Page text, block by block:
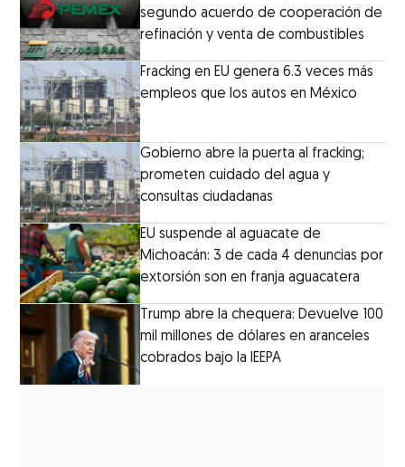
segundo acuerdo de cooperación de
refinación y venta de combustibles
Fracking en EU genera 6.3 veces más
empleos que los autos en México
Gobierno abre la puerta al fracking;
prometen cuidado del agua y
consultas ciudadanas
EU suspende al aguacate de
Michoacán: 3 de cada 4 denuncias por
extorsión son en franja aguacatera
Trump abre la chequera: Devuelve 100
mil millones de dólares en aranceles
cobrados bajo la IEEPA